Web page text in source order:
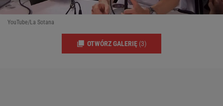
YouTube/La Sotana
OTWÓRZ GALERIĘ (3)